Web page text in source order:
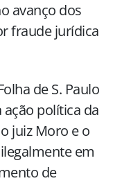
avanço dos
fraude jurídica
de S. Paulo
política da
juiz Moro e o
em
de